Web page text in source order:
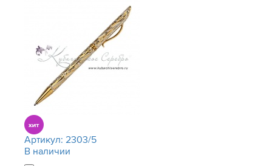
Артикул: 2303/5
В наличии